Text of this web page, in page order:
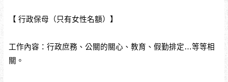
【 行政保母（只有女性名額）】
工作內容：行政庶務、公關的關心、教育、假勤排定…等等相
關。